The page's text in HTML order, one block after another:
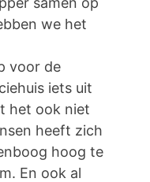
we het
voor de
iets uit
het ook niet
heeft zich
hoog te
En ook al